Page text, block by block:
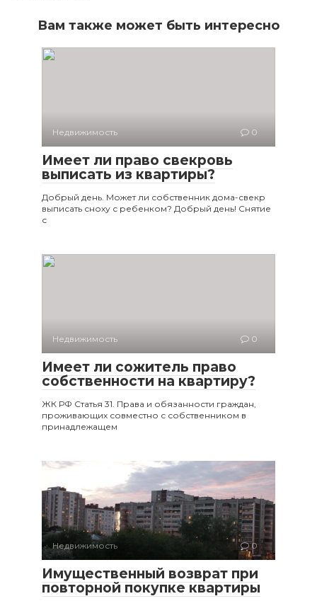
Вам также может быть интересно
Недвижимость 0
Имеет ли право свекровь
выписать из квартиры?
Добрый день. Может ли собственник дома-свекр
выписать сноху с ребенком? Добрый день! Снятие
с
Недвижимость 0
Имеет ли сожитель право
собственности на квартиру?
ЖК РФ Статья 31. Права и обязанности граждан,
проживающих совместно с собственником в
принадлежащем
Недвижимость 0
Имущественный возврат при
повторной покупке квартиры